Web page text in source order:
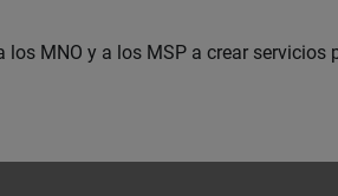
los MNO y a los MSP a crear servicios